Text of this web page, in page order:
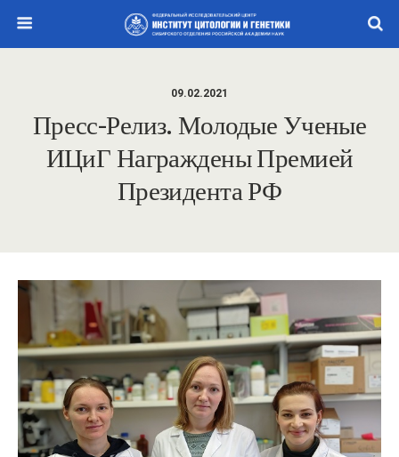
09.02.2021
Пресс-Релиз. Молодые Ученые
ИЦиГ Награждены Премией
Президента РФ